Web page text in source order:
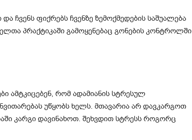
ჩვენს ფიქრებს ჩვენზე ზემოქმედების საშუალება
პრაქტიკაში გამოყენებაც გონების კონტროლში
ამტკიცებენ, რომ ადამიანის სტრესულ
უწყობს ხელს. მთავარია არ დავკარგოთ
კარგი დავინახოთ. შეხვდით სტრესს როგორც